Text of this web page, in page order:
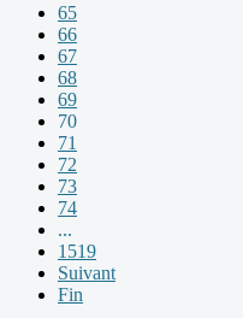
65
66
67
68
69
70
71
72
73
74
...
1519
Suivant
Fin